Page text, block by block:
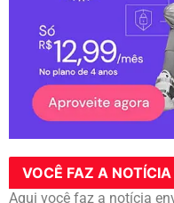
VOCÊ FAZ A NOTÍCIA
Aqui você faz a notícia